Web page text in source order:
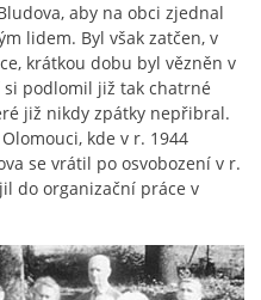
aby na obci zjednal
lidem. Byl však zatčen, v
krátkou dobu byl vězněn v
si podlomil již tak chatrné
již nikdy zpátky nepřibral.
kde v r. 1944
se vrátil po osvobození v r.
do organizační práce v